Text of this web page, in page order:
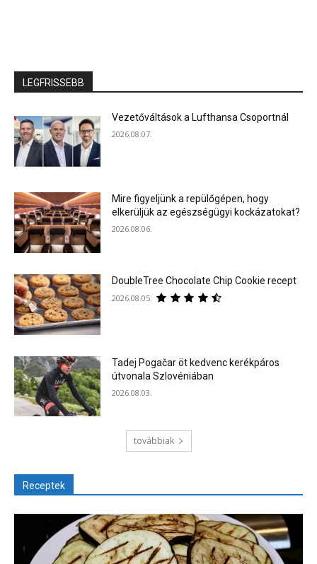
LEGFRISSEBB
Vezetőváltások a Lufthansa Csoportnál
2026.08.07.
Mire figyeljünk a repülőgépen, hogy
elkerüljük az egészségügyi kockázatokat?
2026.08.06.
DoubleTree Chocolate Chip Cookie recept
2026.08.05.
Tadej Pogačar öt kedvenc kerékpáros
útvonala Szlovéniában
2026.08.03.
továbbiak
Receptek